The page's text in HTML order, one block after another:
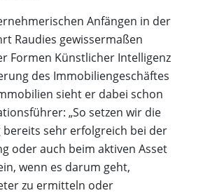
Anfängen in der
Raudies gewissermaßen
Formen Künstlicher Intelligenz
des Immobiliengeschäftes
sieht er dabei schon
„So setzen wir die
sehr erfolgreich bei der
oder auch beim aktiven Asset
wenn es darum geht,
zu ermitteln oder